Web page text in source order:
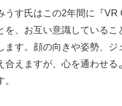
うす氏はこの2年間に『
を、お互い意識している
ます。顔の向きや姿勢、
合えますが、心を通わせ